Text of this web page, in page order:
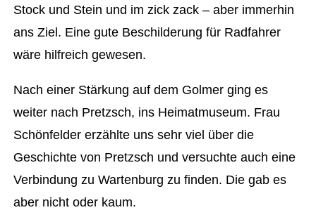
Stock und Stein und im zick zack – aber immerhin
ans Ziel. Eine gute Beschilderung für Radfahrer
wäre hilfreich gewesen.
Nach einer Stärkung auf dem Golmer ging es
weiter nach Pretzsch, ins Heimatmuseum. Frau
Schönfelder erzählte uns sehr viel über die
Geschichte von Pretzsch und versuchte auch eine
Verbindung zu Wartenburg zu finden. Die gab es
aber nicht oder kaum.